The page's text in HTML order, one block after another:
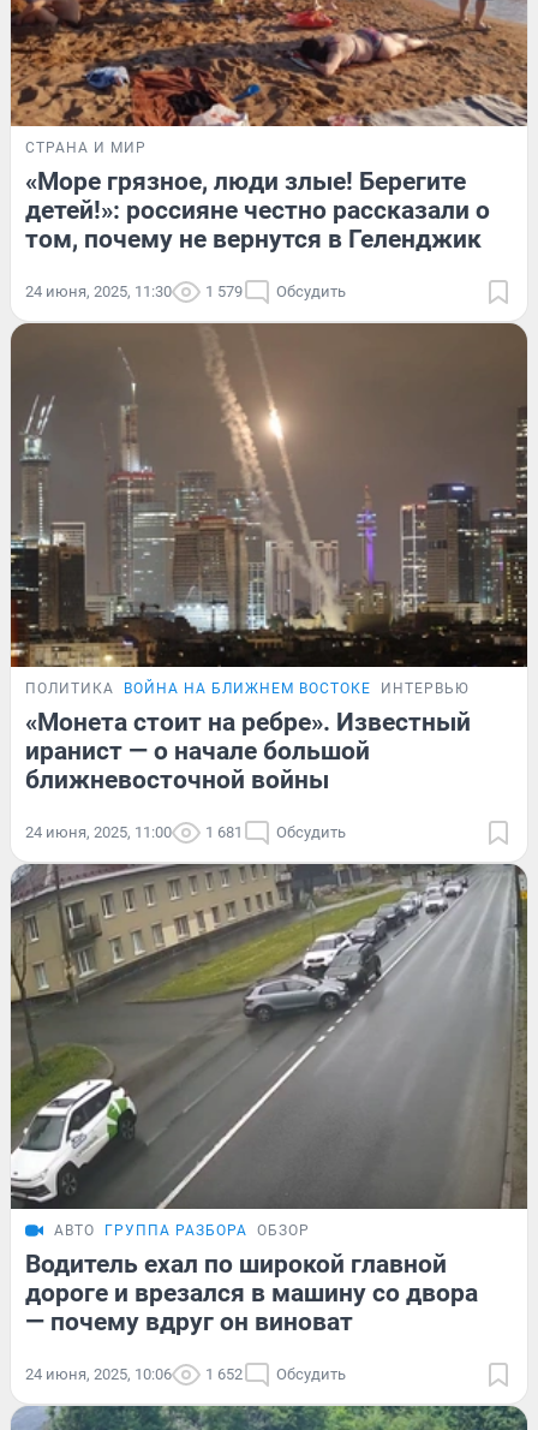
СТРАНА И МИР
«Море грязное, люди злые! Берегите
детей!»: россияне честно рассказали о
том, почему не вернутся в Геленджик
24 июня, 2025, 11:30 1 579 Обсудить
ПОЛИТИКА ВОЙНА НА БЛИЖНЕМ ВОСТОКЕ ИНТЕРВЬЮ
«Монета стоит на ребре». Известный
иранист — о начале большой
ближневосточной войны
24 июня, 2025, 11:00 1 681 Обсудить
АВТО ГРУППА РАЗБОРА ОБЗОР
Водитель ехал по широкой главной
дороге и врезался в машину со двора
— почему вдруг он виноват
24 июня, 2025, 10:06 1 652 Обсудить